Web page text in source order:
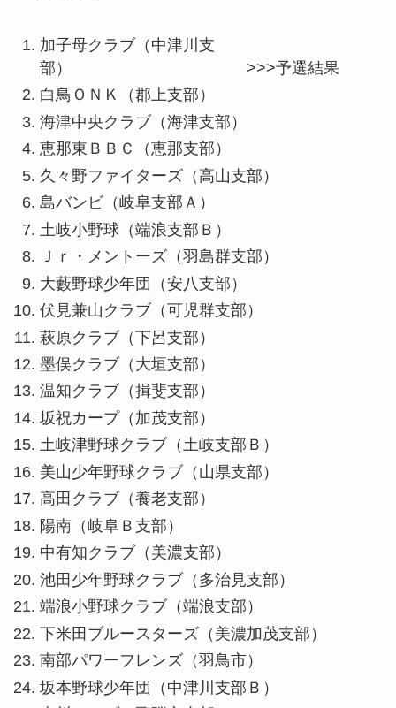
加子母クラブ（中津川支
部） >>>予選結果
白鳥ＯＮＫ（郡上支部）
海津中央クラブ（海津支部）
恵那東ＢＢＣ（恵那支部）
久々野ファイターズ（高山支部）
島バンビ（岐阜支部Ａ）
土岐小野球（端浪支部Ｂ）
Ｊｒ・メントーズ（羽島群支部）
大藪野球少年団（安八支部）
伏見兼山クラブ（可児群支部）
萩原クラブ（下呂支部）
墨俣クラブ（大垣支部）
温知クラブ（揖斐支部）
坂祝カープ（加茂支部）
土岐津野球クラブ（土岐支部Ｂ）
美山少年野球クラブ（山県支部）
高田クラブ（養老支部）
陽南（岐阜Ｂ支部）
中有知クラブ（美濃支部）
池田少年野球クラブ（多治見支部）
端浪小野球クラブ（端浪支部）
下米田ブルースターズ（美濃加茂支部）
南部パワーフレンズ（羽鳥市）
坂本野球少年団（中津川支部Ｂ）